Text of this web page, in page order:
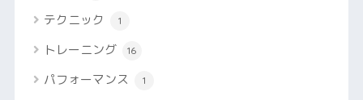
テクニック 1
トレーニング 16
パフォーマンス 1